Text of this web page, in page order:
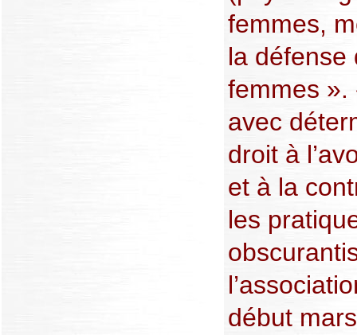
femmes,
la défense
femmes ».
avec
droit à
et à la
les
début